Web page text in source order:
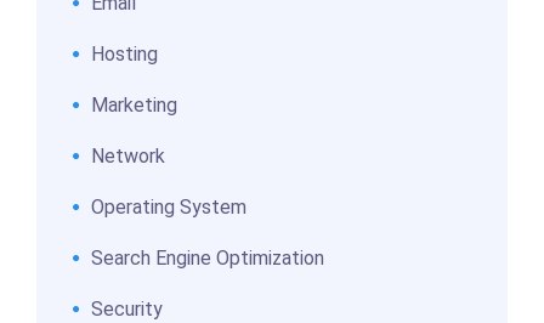
Hosting
Marketing
Network
Operating System
Search Engine Optimization
Security